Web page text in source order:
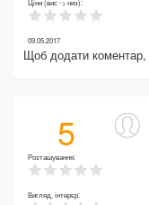
Ціни (вис -> низ):
09.05.2017
Щоб додати коментар,
5
Розташування:
Вигляд, інтерєр: